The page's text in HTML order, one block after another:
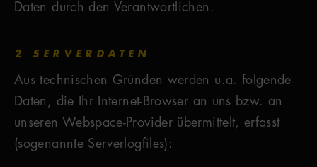
Daten durch den Verantwortlichen.
2 SERVERDATEN
Aus technischen Gründen werden u.a. folgende
Daten, die Ihr Internet-Browser an uns bzw. an
unseren Webspace-Provider übermittelt, erfasst
(sogenannte Serverlogfiles):